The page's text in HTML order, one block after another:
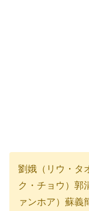
劉娥（リウ・タ
ク・チョウ）郭
ァンホア）蘇義